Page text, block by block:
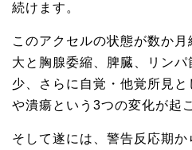
続けます。
このアクセルの状態が数か
大と胸腺委縮、脾臓、リン
少、さらに自覚・他覚所見
や潰瘍という3つの変化が起
そして遂には、警告反応期